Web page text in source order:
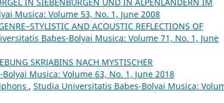
Musica: Volume 53, No. 1, June 2008
AND ACOUSTIC REFLECTIONS OF
Babes-Bolyai Musica: Volume 71, No. 1, June
SKRJABINS NACH MYSTISCHER
Musica: Volume 63, No. 1, June 2018
, Studia Universitatis Babes-Bolyai Musica: